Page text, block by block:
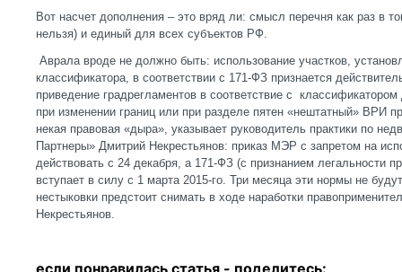
Вот насчет дополнения – это вряд ли: смысл перечня как раз в
нельзя) и единый для всех субъектов РФ.
Аврала вроде не должно быть: использование участков,
классификатора, в соответствии с 171-ФЗ признается
приведение градрегламентов в соответствие с
при изменении границ или при разделе пятен «нештатный» ВРИ
некая правовая «дыра», указывает руководитель практики по
Партнеры» Дмитрий Некрестьянов: приказ МЭР с запретом на
действовать с 24 декабря, а 171-ФЗ (с признанием легальности
вступает в силу с 1 марта 2015-го. Три месяца эти нормы не
нестыковки предстоит снимать в ходе наработки
Некрестьянов.
если понравилась статья - поделитесь: